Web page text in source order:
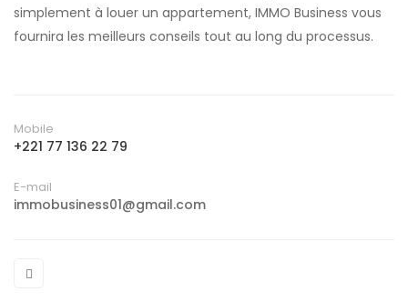
simplement à louer un appartement, IMMO Business vous
fournira les meilleurs conseils tout au long du processus.
Mobile
+221 77 136 22 79
E-mail
immobusiness01@gmail.com